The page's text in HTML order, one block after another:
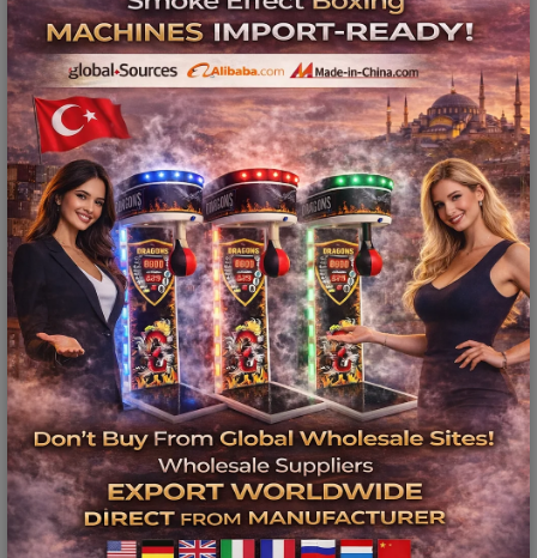
Erzurum Ev ve Ofis İçin
Masaj Koltuğu Modelleri
ve Fiyatları
Beş Yıl Garanti
Kapıda Ödeme. / Ücretsiz Kurulum
Vade Farksız Kartta Taksit Seçenekleri